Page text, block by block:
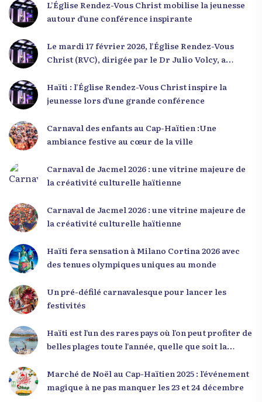
L’Église Rendez-Vous Christ mobilise la jeunesse
autour d’une conférence inspirante
Le mardi 17 février 2026, l’Église Rendez-Vous
Christ (RVC), dirigée par le Dr Julio Volcy, a
dans ses locaux à Delmas 75 pour une conférence
placée sous le thème « Menm Ou Menm Tou ».
occasion unique de se rencontrer, d’échanger et
d’écouter des interventions motivantes centrées
citoyen. Des messages forts pour la jeunesse Lors
de sa première intervention, intitulée « Jenès la
croire en leur potentiel et à rejeter toute forme
de fatalisme. Il a particulièrement insisté sur
pouvons pas résoudre un problème avec la
mentalité qui l’a créé. » Il a encouragé la jeunesse
sur la discipline, l’excellence et la responsabilité.
Le révérend a également rappelé que la jeunesse
du pays, et qu’un engagement structuré de
seulement 4 % d’entre eux pourrait modifier
significativement la trajectoire nationale. Sa
seconde intervention, « Jenès la ak responsablite l
», a souligné le lien indissociable entre potentiel et
responsabilité. Le Dr Volcy a invité les jeunes à
Haïti : l’Église Rendez-Vous Christ inspire la
jeunesse lors d’une grande conférence
Carnaval des enfants au Cap-Haïtien :Une
ambiance festive au cœur de la ville
Carnaval de Jacmel 2026 : une vitrine majeure de
la créativité culturelle haïtienne
Carnaval de Jacmel 2026 : une vitrine majeure de
la créativité culturelle haïtienne
Haïti fera sensation à Milano Cortina 2026 avec
des tenues olympiques uniques au monde
Un pré-défilé carnavalesque pour lancer les
festivités
Haïti est l’un des rares pays où l’on peut profiter de
belles plages toute l’année, quelle que soit la
Marché de Noël au Cap-Haïtien 2025 : l’événement
magique à ne pas manquer les 23 et 24 décembre